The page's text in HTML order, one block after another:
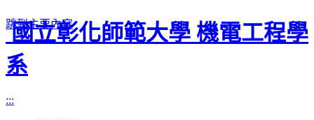
跳到主要內容
國立彰化師範大學 機電工程學
系
:::